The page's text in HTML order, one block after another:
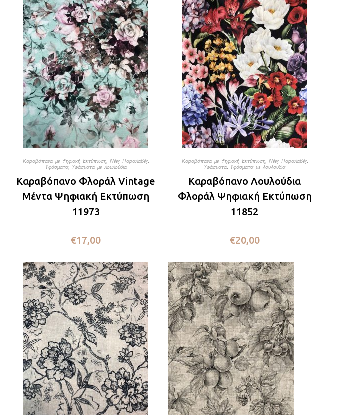
Καραβόπανα με Ψηφιακή Εκτύπωση,Νέες Παραλαβές,
Υφάσματα, Υφάσματα με λουλούδια
Καραβόπανο Φλοράλ Vintage
Μέντα Ψηφιακή Εκτύπωση
11973
€17,00
Καραβόπανα με Ψηφιακή Εκτύπωση, Νέες Παραλαβές,
Υφάσματα, Υφάσματα με λουλούδια
Καραβόπανο Λουλούδια
Φλοράλ Ψηφιακή Εκτύπωση
11852
€20,00